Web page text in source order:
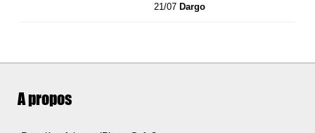
21/07 Dargo
A propos